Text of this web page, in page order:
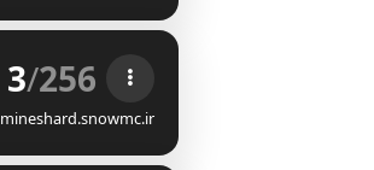
3/256
mineshard.snowmc.ir